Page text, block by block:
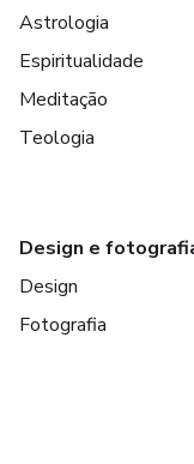
Astrologia
Espiritualidade
Meditação
Teologia
Design e
Design
Fotografia